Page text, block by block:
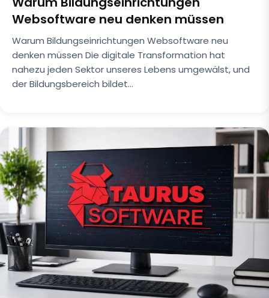
Websoftware neu denken müssen
Warum Bildungseinrichtungen Websoftware neu
denken müssen Die digitale Transformation hat
nahezu jeden Sektor unseres Lebens umgewälst, und
der Bildungsbereich bildet…